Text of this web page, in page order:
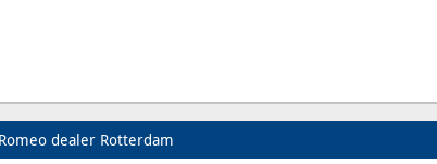
dealer Rotterdam